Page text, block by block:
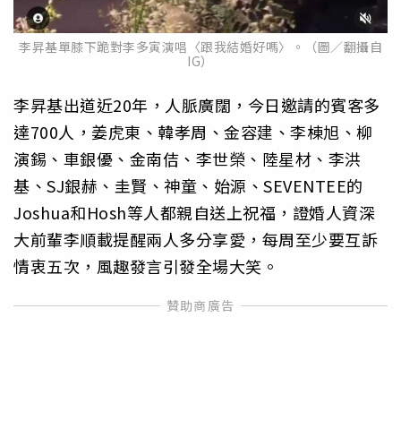
李昇基單膝下跪對李多寅演唱〈跟我結婚好嗎〉。（圖／翻攝自
IG）
李昇基出道近20年，人脈廣闊，今日邀請的賓客多
達700人，姜虎東、韓孝周、金容建、李棟旭、柳
演錫、車銀優、金南佶、李世榮、陸星材、李洪
基、SJ銀赫、圭賢、神童、始源、SEVENTEE的
Joshua和Hosh等人都親自送上祝福，證婚人資深
大前輩李順載提醒兩人多分享愛，每周至少要互訴
情衷五次，風趣發言引發全場大笑。